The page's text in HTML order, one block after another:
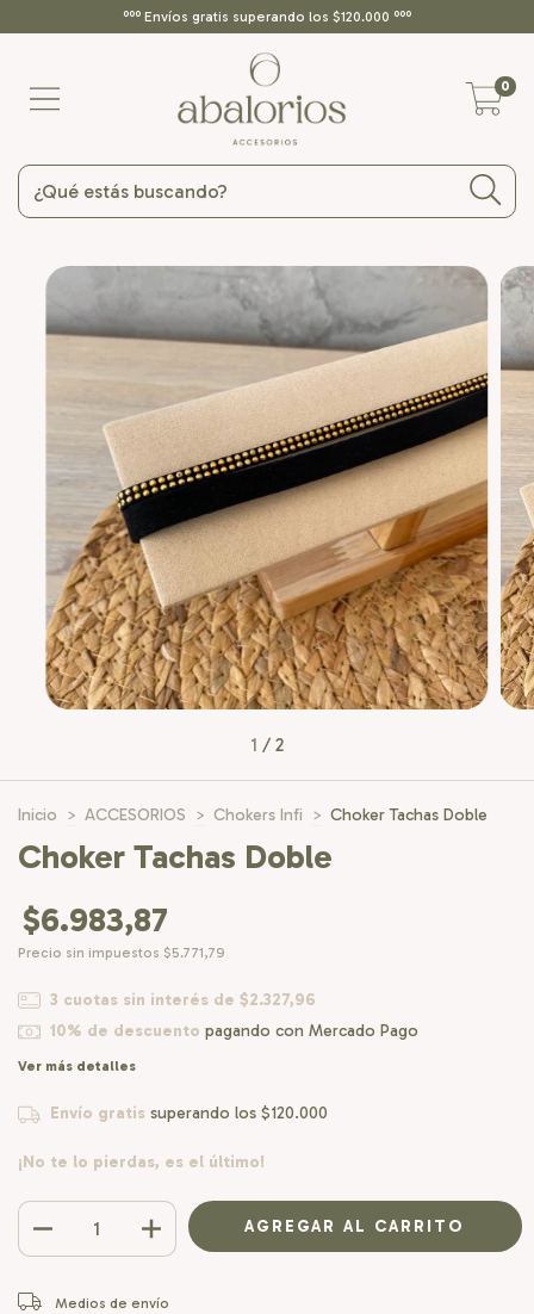
ººº Envíos gratis superando los $120.000 ººº
0
1 / 2
Inicio > ACCESORIOS > Chokers Infi > Choker Tachas Doble
Choker Tachas Doble
$6.983,87
Precio sin impuestos $5.771,79
3 cuotas sin interés de $2.327,96
10% de descuento pagando con Mercado Pago
Ver más detalles
Envío gratis superando los $120.000
¡No te lo pierdas, es el último!
Entregas para el CP:
Medios de envío